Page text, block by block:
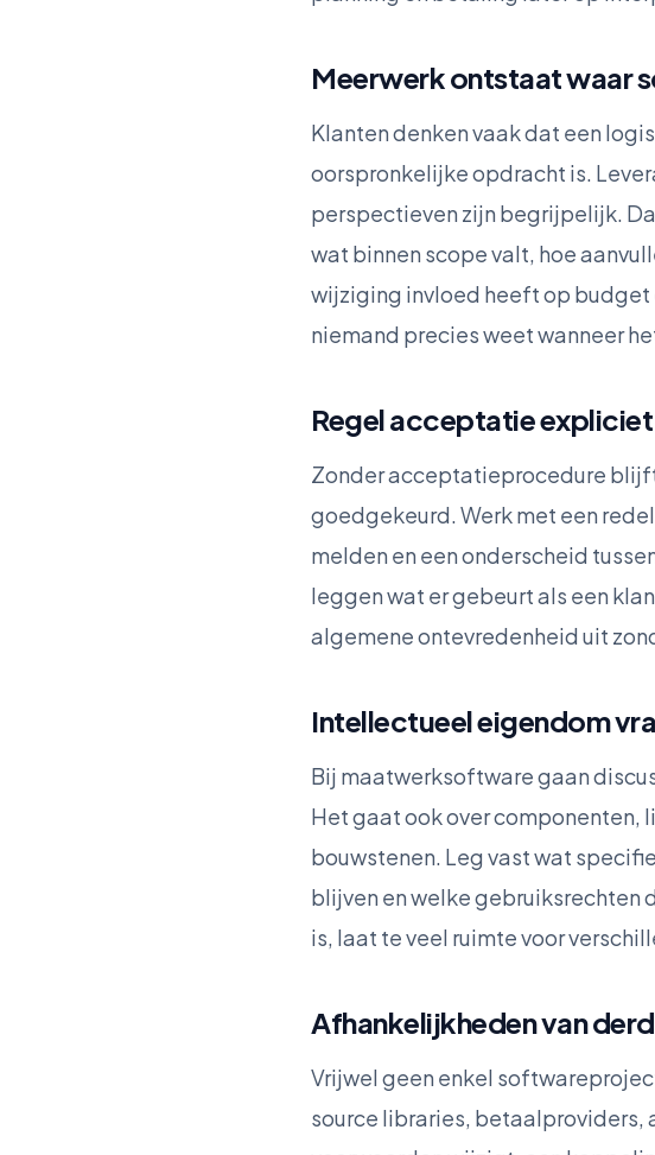
Meerwerk ontstaat waar
Klanten denken vaak dat een
oorspronkelijke opdracht is.
perspectieven zijn begrijpelijk.
wat binnen scope valt, hoe
wijziging invloed heeft op budget
niemand precies weet wanneer
Regel acceptatie expliciet
Zonder acceptatieprocedure
goedgekeurd. Werk met een
melden en een onderscheid
leggen wat er gebeurt als een
algemene ontevredenheid uit
Intellectueel eigendom
Bij maatwerksoftware gaan
Het gaat ook over componenten,
bouwstenen. Leg vast wat
blijven en welke
is, laat te veel ruimte voor
Afhankelijkheden van
Vrijwel geen enkel
source libraries, betaalproviders,